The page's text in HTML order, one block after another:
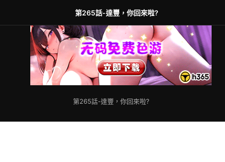
第265話-達豐，你回來啦?
第265話-達豐，你回來啦?